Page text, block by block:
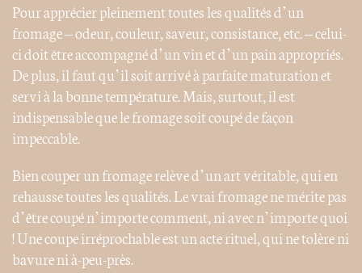
Pour apprécier pleinement toutes les qualités d’un
fromage – odeur, couleur, saveur, consistance, etc. – celui-
ci doit être accompagné d’un vin et d’un pain appropriés.
De plus, il faut qu’il soit arrivé à parfaite maturation et
servi à la bonne température. Mais, surtout, il est
indispensable que le fromage soit coupé de façon
impeccable.
Bien couper un fromage relève d’un art véritable, qui en
rehausse toutes les qualités. Le vrai fromage ne mérite pas
d’être coupé n’importe comment, ni avec n’importe quoi
! Une coupe irréprochable est un acte rituel, qui ne tolère ni
bavure ni à-peu-près.